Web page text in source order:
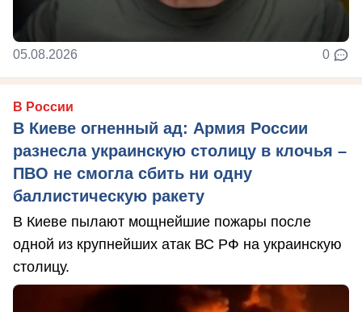
05.08.2026 0
В России
В Киеве огненный ад: Армия России
разнесла украинскую столицу в клочья –
ПВО не смогла сбить ни одну
баллистическую ракету
В Киеве пылают мощнейшие пожары после
одной из крупнейших атак ВС РФ на украинскую
столицу.